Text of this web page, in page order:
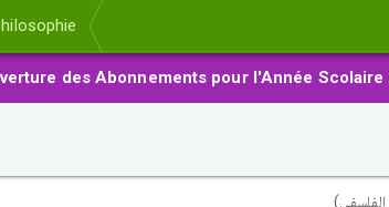
des Abonnements pour l'Année